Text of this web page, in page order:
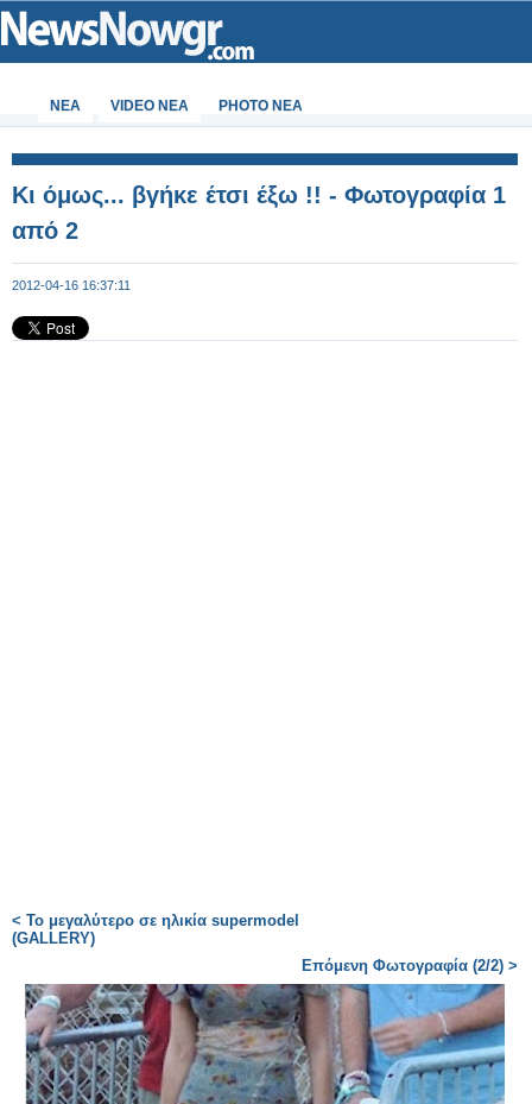
ΝΕΑ VIDEO NEA PHOTO NEA
Κι όμως... βγήκε έτσι έξω !! - Φωτογραφία 1
από 2
2012-04-16 16:37:11
< Το μεγαλύτερο σε ηλικία supermodel
(GALLERY)
Επόμενη Φωτογραφία (2/2) >